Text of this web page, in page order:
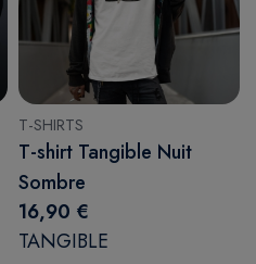
T-SHIRTS
T-shirt Tangible Nuit
Sombre
16,90 €
TANGIBLE